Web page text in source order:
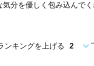
分を優しく包み込んで
ンキングを上げる 2 expand_more